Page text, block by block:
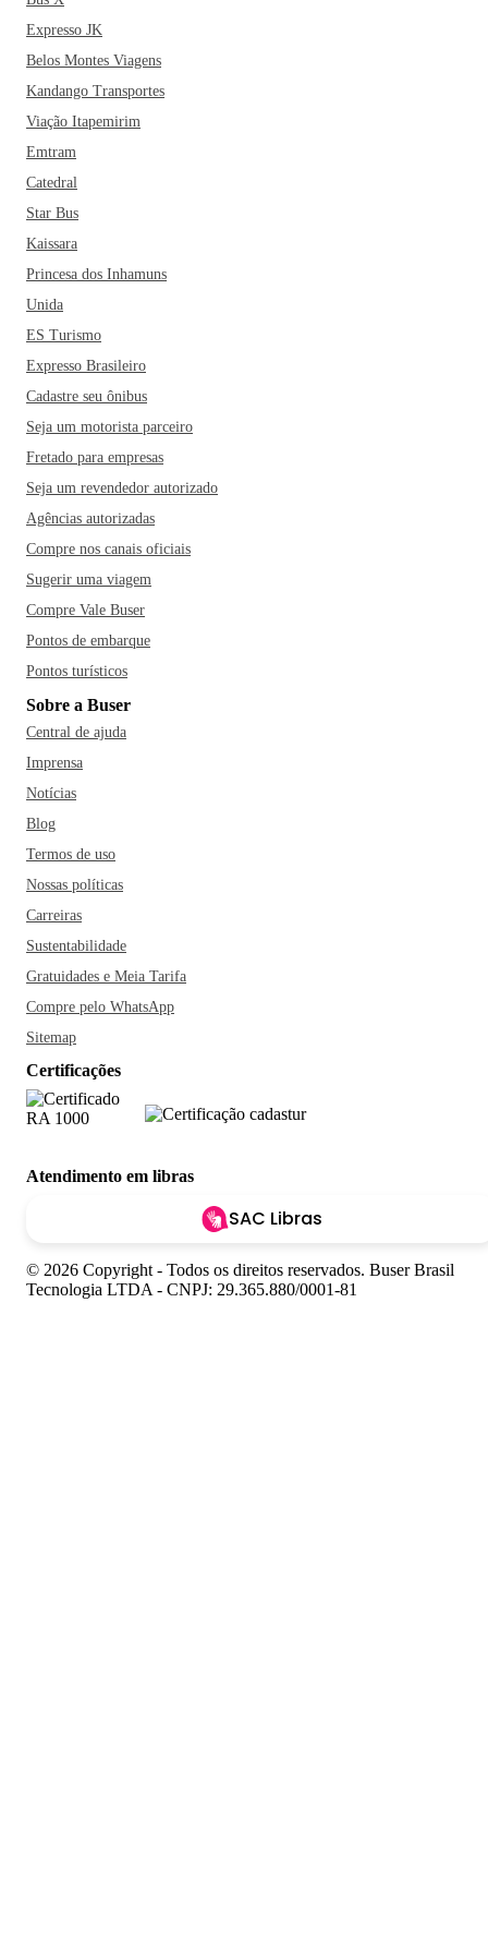
Expresso JK
Belos Montes Viagens
Kandango Transportes
Viação Itapemirim
Emtram
Catedral
Star Bus
Kaissara
Princesa dos Inhamuns
Unida
ES Turismo
Expresso Brasileiro
Cadastre seu ônibus
Seja um motorista parceiro
Fretado para empresas
Seja um revendedor autorizado
Agências autorizadas
Compre nos canais oficiais
Sugerir uma viagem
Compre Vale Buser
Pontos de embarque
Pontos turísticos
Sobre a Buser
Central de ajuda
Imprensa
Notícias
Blog
Termos de uso
Nossas políticas
Carreiras
Sustentabilidade
Gratuidades e Meia Tarifa
Compre pelo WhatsApp
Sitemap
Certificações
Atendimento em libras
SAC Libras
© 2026 Copyright - Todos os direitos reservados. Buser Brasil
Tecnologia LTDA - CNPJ: 29.365.880/0001-81